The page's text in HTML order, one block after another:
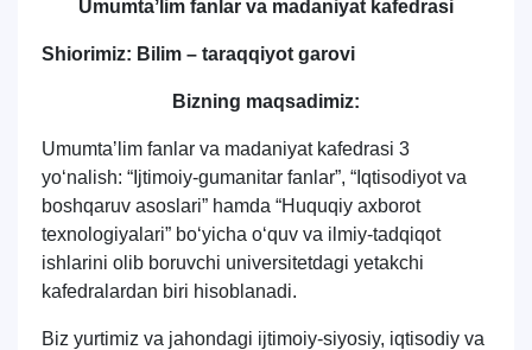
Umumtaʼlim fanlar va madaniyat kafedrasi
Shiorimiz: Bilim – taraqqiyot garovi
Bizning maqsadimiz:
Umumtaʼlim fanlar va madaniyat kafedrasi 3
yo‘nalish: “Ijtimoiy-gumanitar fanlar”, “Iqtisodiyot va
boshqaruv asoslari” hamda “Huquqiy axborot
texnologiyalari” bo‘yicha o‘quv va ilmiy-tadqiqot
ishlarini olib boruvchi universitetdagi yetakchi
kafedralardan biri hisoblanadi.
Biz yurtimiz va jahondagi ijtimoiy-siyosiy, iqtisodiy va